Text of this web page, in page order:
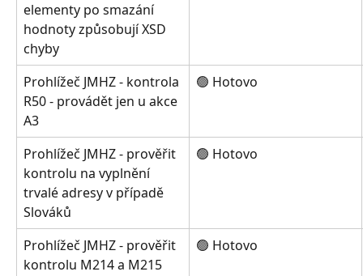
elementy po smazání
hodnoty způsobují XSD
chyby
Prohlížeč JMHZ - kontrola
R50 - provádět jen u akce
A3
🟢 Hotovo
Prohlížeč JMHZ - prověřit
kontrolu na vyplnění
trvalé adresy v případě
Slováků
🟢 Hotovo
Prohlížeč JMHZ - prověřit
kontrolu M214 a M215
🟢 Hotovo